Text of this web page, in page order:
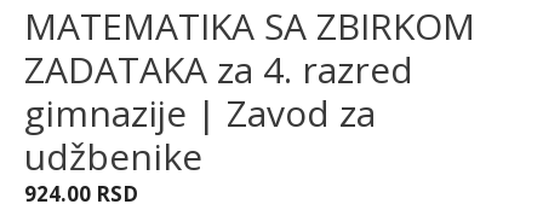
MATEMATIKA SA ZBIRKOM
ZADATAKA za 4. razred
gimnazije | Zavod za
udžbenike
924.00 RSD